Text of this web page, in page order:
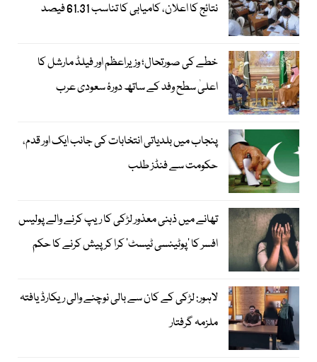
نتائج کا اعلان، کامیابی کا تناسب 61.31 فیصد
خطے کی صورتحال؛ وزیراعظم اور فیلڈ مارشل کا
اعلیٰ سطح وفد کے ساتھ دورۂ سعودی عرب
پنجاب میں بلدیاتی انتخابات کی جانب ایک اور قدم،
حکومت سے فنڈز طلب
تھانے میں ذہنی معذور لڑکی کا ریپ کرنے والے پولیس
افسر کا ’پوٹینسی ٹیسٹ‘ کرا کر پیش کرنے کا حکم
لاہور: لڑکی کے کان سے بالی نوچنے والی ریکارڈ یافتہ
ملزمہ گرفتار